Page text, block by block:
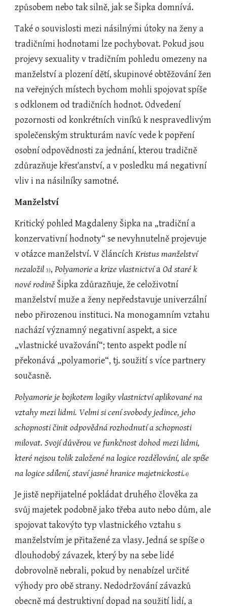
způsobem nebo tak silně, jak se Šipka domnívá.
Také o souvislosti mezi násilnými útoky na ženy a
tradičními hodnotami lze pochybovat. Pokud jsou
projevy sexuality v tradičním pohledu omezeny na
manželství a plození dětí, skupinové obtěžování žen
na veřejných místech bychom mohli spojovat spíše
s odklonem od tradičních hodnot. Odvedení
pozornosti od konkrétních viníků k nespravedlivým
společenským strukturám navíc vede k popření
osobní odpovědnosti za jednání, kterou tradičně
zdůrazňuje křesťanství, a v posledku má negativní
vliv i na násilníky samotné.
Manželství
Kritický pohled Magdaleny Šipka na „tradiční a
konzervativní hodnoty“ se nevyhnutelně projevuje
v otázce manželství. V článcích Kristus manželství
nezaložil 3), Polyamorie a krize vlastnictví a Od staré k
nové rodině Šipka zdůrazňuje, že celoživotní
manželství muže a ženy nepředstavuje univerzální
nebo přirozenou instituci. Na monogamním vztahu
nachází významný negativní aspekt, a sice
„vlastnické uvažování“; tento aspekt podle ní
překonává „polyamorie“, tj. soužití s více partnery
současně.
Polyamorie je bojkotem logiky vlastnictví aplikované na
vztahy mezi lidmi. Velmi si cení svobody jedince, jeho
schopnosti činit odpovědná rozhodnutí a schopnosti
milovat. Svojí důvěrou ve funkčnost dohod mezi lidmi,
které nejsou tolik založené na logice rozdělování, ale spíše
na logice sdílení, staví jasné hranice majetnickosti.4)
Je jistě nepřijatelné pokládat druhého člověka za
svůj majetek podobně jako třeba auto nebo dům, ale
spojovat takovýto typ vlastnického vztahu s
manželstvím je přitažené za vlasy. Jedná se spíše o
dlouhodobý závazek, který by na sebe lidé
dobrovolně nebrali, pokud by nenabízel určité
výhody pro obě strany. Nedodržování závazků
obecně má destruktivní dopad na soužití lidí, a